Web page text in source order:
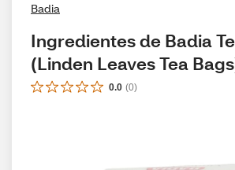
Badia
Ingredientes de Badia
(Linden Leaves Tea
0.0 (0)